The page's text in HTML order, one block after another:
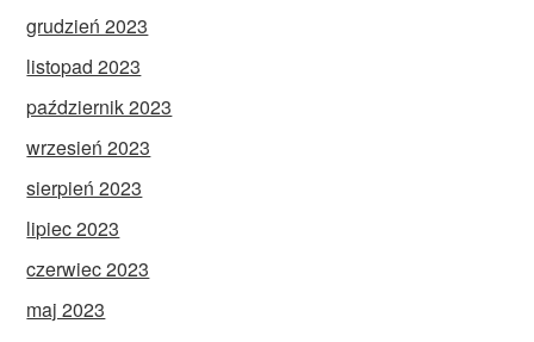
grudzień 2023
listopad 2023
październik 2023
wrzesień 2023
sierpień 2023
lipiec 2023
czerwiec 2023
maj 2023